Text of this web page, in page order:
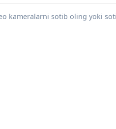
kameralarni sotib oling yoki